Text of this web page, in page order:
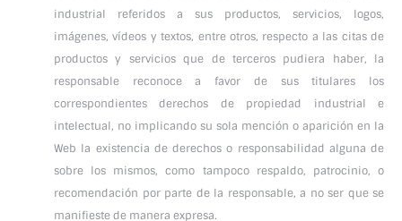
industrial referidos a sus productos, servicios, logos,
imágenes, vídeos y textos, entre otros, respecto a las citas de
productos y servicios que de terceros pudiera haber, la
responsable reconoce a favor de sus titulares los
correspondientes derechos de propiedad industrial e
intelectual, no implicando su sola mención o aparición en la
Web la existencia de derechos o responsabilidad alguna de
sobre los mismos, como tampoco respaldo, patrocinio, o
recomendación por parte de la responsable, a no ser que se
manifieste de manera expresa.